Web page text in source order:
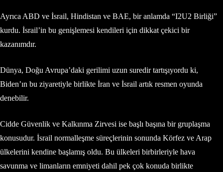
Ayrıca ABD ve İsrail, Hindistan ve BAE, bir anlamda “I2U2 Birliği”
kurdu. İsrail’in bu genişlemesi kendileri için dikkat çekici bir
kazanımdır.
Dünya, Doğu Avrupa’daki gerilimi uzun suredir tartışıyordu ki,
Biden’ın bu ziyaretiyle birlikte İran ve İsrail artık resmen oyunda
denebilir.
Cidde Güvenlik ve Kalkınma Zirvesi ise başlı başına bir gruplaşma
konusudur. İsrail normalleşme süreçlerinin sonunda Körfez ve Arap
ülkelerini kendine başlamış oldu. Bu ülkeleri birbirleriyle hava
savunma ve limanların emniyeti dahil pek çok konuda birlikte